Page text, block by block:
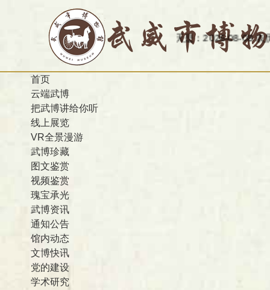
今天是：2026-08-08 农历 丙午
首页
云端武博
把武博讲给你听
线上展览
VR全景漫游
武博珍藏
图文鉴赏
视频鉴赏
瑰宝承光
武博资讯
通知公告
馆内动态
文博快讯
党的建设
学术研究